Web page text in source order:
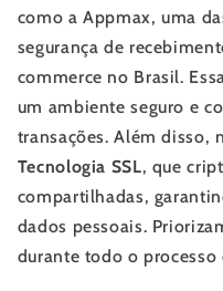
como a Appmax, uma
segurança de
commerce no Brasil.
um ambiente seguro e
transações. Além disso,
Tecnologia SSL, que
compartilhadas,
dados pessoais.
durante todo o processo